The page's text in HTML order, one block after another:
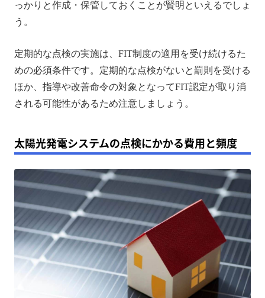
っかりと作成・保管しておくことが賢明といえるでしょ
う。
定期的な点検の実施は、FIT制度の適用を受け続けるた
めの必須条件です。定期的な点検がないと罰則を受ける
ほか、指導や改善命令の対象となってFIT認定が取り消
される可能性があるため注意しましょう。
太陽光発電システムの点検にかかる費用と頻度